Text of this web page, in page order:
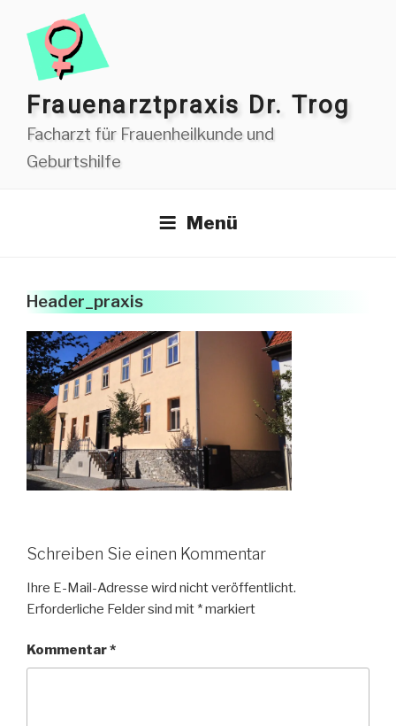
Inhalt
springen
Frauen­arzt­praxis Dr. Trog
Facharzt für Frauenheilkunde und
Geburtshilfe
Menü
Header_praxis
Schreiben Sie einen Kommentar
Ihre E-Mail-Adresse wird nicht veröffentlicht.
Erforderliche Felder sind mit *markiert
Kommentar*